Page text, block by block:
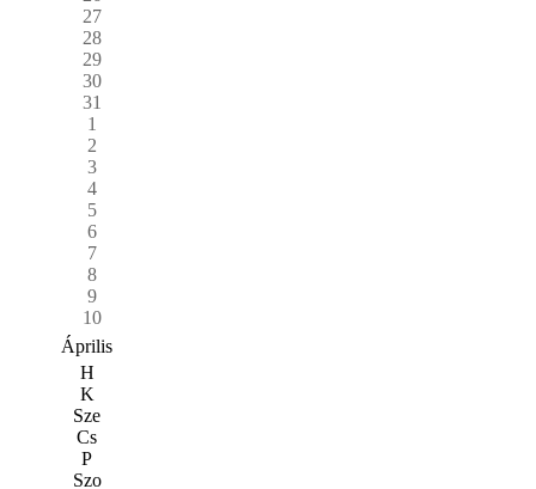
27
28
29
30
31
1
2
3
4
5
6
7
8
9
10
Április
H
K
Sze
Cs
P
Szo